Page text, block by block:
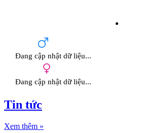
Đang cập nhật dữ liệu...
Đang cập nhật dữ liệu...
Tin tức
Xem thêm »